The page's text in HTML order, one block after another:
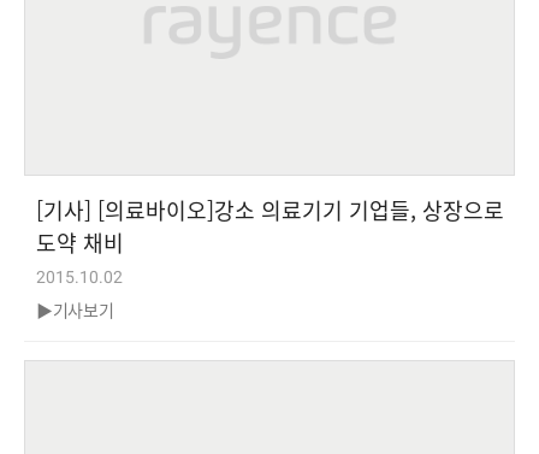
[기사] [의료바이오]강소 의료기기 기업들, 상장으로
도약 채비
2015.10.02
▶기사보기